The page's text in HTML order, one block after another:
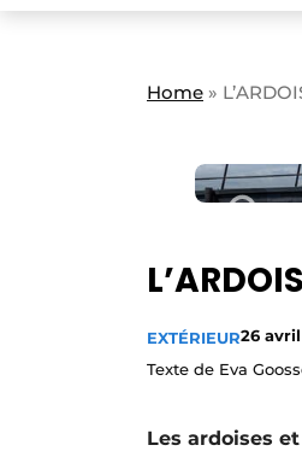
Emploi
Meest
Privacy /
S’inscrire
Home »
EXTÉRIEUR26
Texte de Eva
Les ardoises